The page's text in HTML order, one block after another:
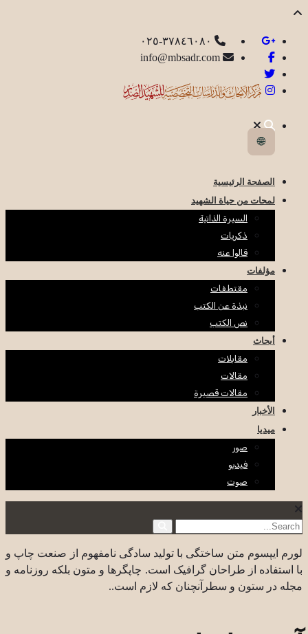
🌐
الصفحة الرئيسية
لمحات من حياة الشهيد
السيرة الذاتية
ذكريات
قالوا عنه
مؤلفات
مقتطفات
نبذة عن الكتب
نص الكتب
أبحاث
مقابلات
مقالات
مقالات قصيرة
الأخبار
ميديا
صور
فيديو
صوت
لورم ایپسوم متن ساختگی با تولید سادگی نامفهوم از صنعت چاپ و
با استفاده از طراحان گرافیک است. چاپگرها و متون بلکه روزنامه و
مجله در ستون و سطرآنچنان که لازم است..